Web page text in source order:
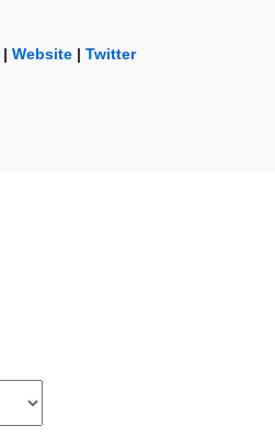
|Website |Twitter